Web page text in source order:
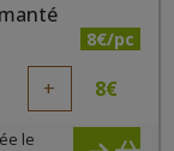
8€/pc
+ 8€
le